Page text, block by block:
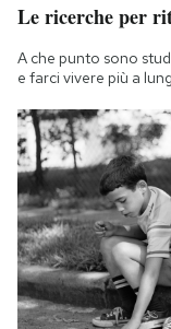
Le ricerche per
A che punto sono
e farci vivere più a